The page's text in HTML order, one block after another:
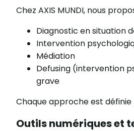
Chez AXIS MUNDI, nous
Diagnostic en situation
Intervention
Médiation
Defusing (intervention
grave
Chaque approche est
Outils numériques et